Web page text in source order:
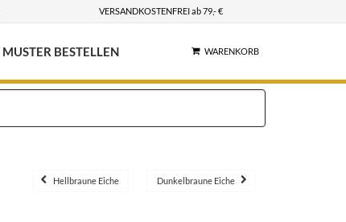
VERSANDKOSTENFREI ab 79,- €
MUSTER BESTELLEN WARENKORB
Hellbraune Eiche Dunkelbraune Eiche